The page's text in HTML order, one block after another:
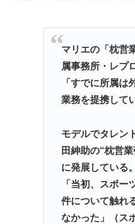
飯塚幸三って人の時の
の恐れがないなら逮捕
【悲報】日本さん、い
JAWSを超えるパニッ
トルコ、イラン、パキ
英名門大学最年少の黒
は必殺「人種差別ガー
弁護士「オタクの献血
を入れる』のが目的。
に当たる」
マリエの「枕営
属事務所・レプ
「すでに所属は
業務を提携して
モデルでタレン
田紳助の“枕営
に発展している。
「当初、スポー
件について触れ
なかった」（ス